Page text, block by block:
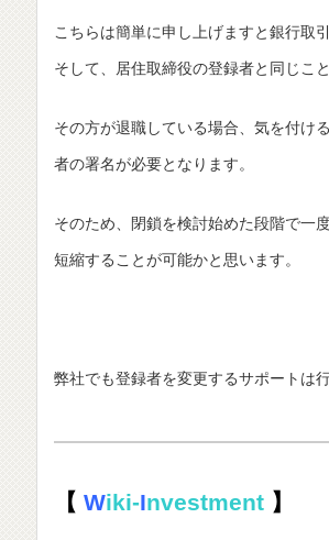
こちらは簡単に申し上げますと銀行取
そして、居住取締役の登録者と同じこ
その方が退職している場合、気を付け
者の署名が必要となります。
そのため、閉鎖を検討始めた段階で一
短縮することが可能かと思います。
弊社でも登録者を変更するサポートは
【 Wiki-Investment 】